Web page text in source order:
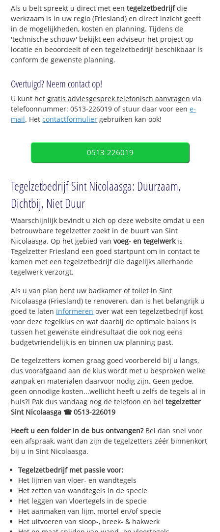
Als u belt spreekt u direct met eentegelzetbedrijfdie
werkzaam is in uw regio (Friesland) en direct inzicht geeft
in de mogelijkheden, kosten en planning. Tijdens de
'technische schouw' bekijkt een adviseur het project op
locatie en beoordeelt of een tegelzetbedrijf beschikbaar is
conform de gewenste planning.
Overtuigd? Neem contact op!
U kunt hetgratis adviesgesprek telefonisch aanvragen via
telefoonnummer: 0513-226019 of stuur daar voor eene-
mail. Hetcontactformulier gebruiken kan ook!
0513-226019
Tegelzetbedrijf Sint Nicolaasga: Duurzaam,
Dichtbij, Niet Duur
Waarschijnlijk bevindt u zich op deze website omdat u een
betrouwbare tegelzetter zoekt in de buurt van Sint
Nicolaasga. Op het gebied van voeg- en tegelwerkis
Tegelzetter Friesland een goed startpunt om in contact te
komen met een tegelzetbedrijf die dagelijks allerhande
tegelwerk verzorgt.
Als u van plan bent uw badkamer of toilet in Sint
Nicolaasga (Friesland) te renoveren, dan is het belangrijk u
goed te laten informeren over wat een tegelzetbedrijf kost
voor deze tegelklus en wat daarbij de optimale balans is
tussen het gewenste eindresultaat die ook nog eens
budgetvriendelijk is en binnen uw planning past.
De tegelzetters komen graag goed voorbereid bij u langs,
dus voorafgaand aan de klus wordt met u besproken welke
aanpak en materialen daarvoor nodig zijn. Geen gedoe,
geen onnodige kosten...wellicht heeft u zelfs de tegels al in
huis?! Pak dus vandaag nog de telefoon en beltegelzetter
Sint Nicolaasga ☎ 0513-226019
Heeft u een folder in de bus ontvangen?Bel dan snel voor
een afspraak, want dan zijn de tegelzetters zéér binnenkort
bij u in Sint Nicolaasga.
Tegelzetbedrijf met passie voor:
Het lijmen van vloer- en wandtegels
Het zetten van wandtegels in de specie
Het leggen van vloertegels in de specie
Het aanmaken van lijm, mortel en/of specie
Het uitvoeren van sloop-, breek- & hakwerk